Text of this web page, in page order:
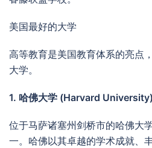
美国最好的大学
高等教育是美国教育体系的亮点
大学。
1. 哈佛大学 (Harvard University)
位于马萨诸塞州剑桥市的哈佛大
一。哈佛以其卓越的学术成就、